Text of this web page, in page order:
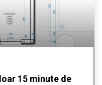
15 minute de